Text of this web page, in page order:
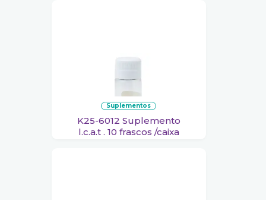
suplementos
K25-6012 Suplemento
l.c.a.t . 10 frascos /caixa